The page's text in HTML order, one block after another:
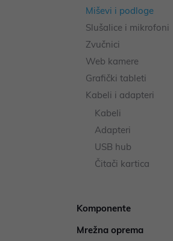
Miševi i podloge
Slušalice i mikrofoni
Zvučnici
Web kamere
Grafički tableti
Kabeli i adapteri
Kabeli
Adapteri
USB hub
Čitači kartica
Komponente
Mrežna oprema